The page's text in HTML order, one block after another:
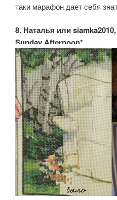
таки марафон дает себя
8. Наталья или
Sunday Afternoon*